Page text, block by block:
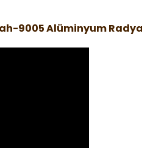
9005 Alüminyum